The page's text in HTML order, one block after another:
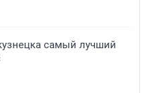
самый лучший